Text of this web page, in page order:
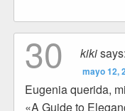
30 kikisays:
mayo 12,
Eugenia querida,
«A Guide to